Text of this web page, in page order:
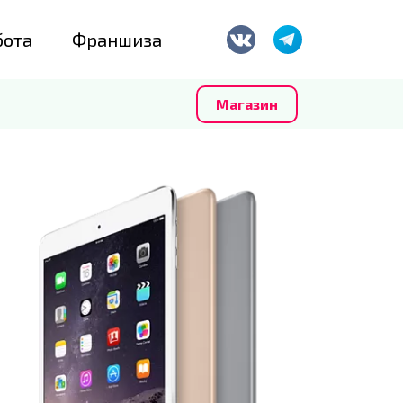
Франшиза
Магазин